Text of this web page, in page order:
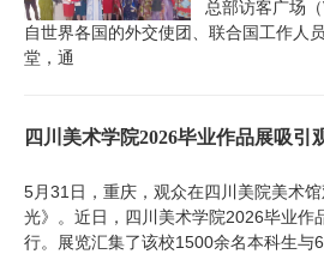
总部访客广场
自世界各国的外交使团、联合国工作人
堂，通
四川美术学院2026毕业作品展吸引
5月31日，重庆，观众在四川美院美术
光》。近日，四川美术学院2026毕业作
行。展览汇集了该校1500余名本科生与